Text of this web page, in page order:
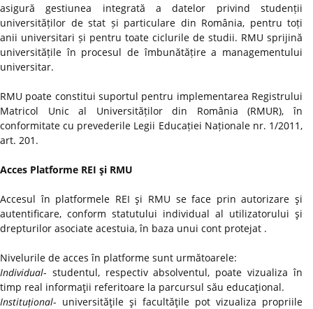
asigură gestiunea integrată a datelor privind studenții
universităților de stat și particulare din România, pentru toți
anii universitari și pentru toate ciclurile de studii. RMU sprijină
universitățile în procesul de îmbunătățire a managementului
universitar.
RMU poate constitui suportul pentru implementarea Registrului
Matricol Unic al Universităților din România (RMUR), în
conformitate cu prevederile Legii Educației Naționale nr. 1/2011,
art. 201.
Acces Platforme REI şi RMU
Accesul în platformele REI şi RMU se face prin autorizare şi
autentificare, conform statutului individual al utilizatorului şi
drepturilor asociate acestuia, în baza unui cont protejat .
Nivelurile de acces în platforme sunt următoarele:
Individual- studentul, respectiv absolventul, poate vizualiza în
timp real informaţii referitoare la parcursul său educaţional.
Instituțional- universităţile şi facultăţile pot vizualiza propriile